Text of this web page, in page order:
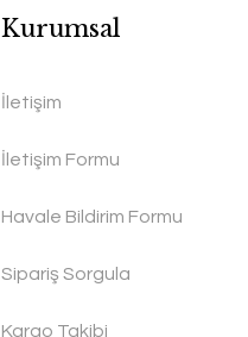
Kurumsal
İletişim
İletişim Formu
Havale Bildirim Formu
Sipariş Sorgula
Kargo Takibi